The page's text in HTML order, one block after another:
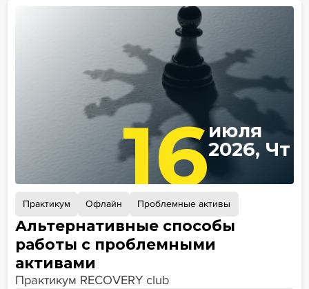
16июля
2026, Чт
Практикум Офлайн Проблемные активы
Альтернативные способы
работы с проблемными
активами
Практикум RECOVERY club